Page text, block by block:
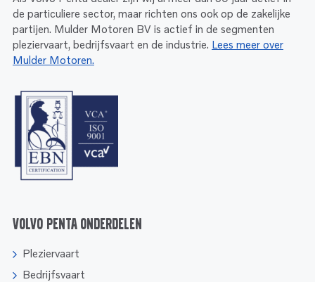
de particuliere sector, maar richten ons ook op de zakelijke
partijen. Mulder Motoren BV is actief in de segmenten
pleziervaart, bedrijfsvaart en de industrie. Lees meer over
Mulder Motoren.
Volvo Penta onderdelen
Pleziervaart
Bedrijfsvaart